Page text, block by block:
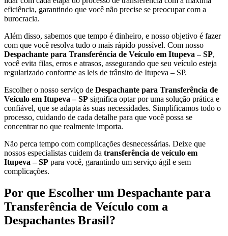
eficiência, garantindo que você não precise se preocupar com a
burocracia.
Além disso, sabemos que tempo é dinheiro, e nosso objetivo é fazer
com que você resolva tudo o mais rápido possível. Com nosso
Despachante para Transferência de Veículo em Itupeva – SP,
você evita filas, erros e atrasos, assegurando que seu veículo esteja
regularizado conforme as leis de trânsito de Itupeva – SP.
Escolher o nosso serviço de Despachante para Transferência de
Veículo em Itupeva – SP significa optar por uma solução prática e
confiável, que se adapta às suas necessidades. Simplificamos todo o
processo, cuidando de cada detalhe para que você possa se
concentrar no que realmente importa.
Não perca tempo com complicações desnecessárias. Deixe que
nossos especialistas cuidem da transferência de veículo em
Itupeva – SP para você, garantindo um serviço ágil e sem
complicações.
Por que Escolher um Despachante para
Transferência de Veículo com a
Despachantes Brasil?